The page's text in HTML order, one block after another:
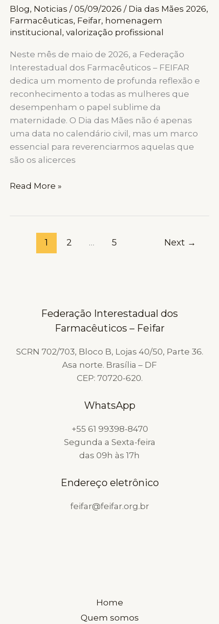
Blog, Noticias /05/09/2026 / Dia das Mães 2026,
Farmacêuticas, Feifar, homenagem
institucional, valorização profissional
Neste mês de maio de 2026, a Federação
Interestadual dos Farmacêuticos – FEIFAR
dedica um momento de profunda reflexão e
reconhecimento a todas as mulheres que
desempenham o papel sublime da
maternidade. O Dia das Mães não é apenas
uma data no calendário civil, mas um marco
essencial para reverenciarmos aquelas que
são os alicerces
HOMENAGEM
SOCIEDADE
PROFISSÃO
FARMACÊUTICA
Read More »
1 2 … 5 Next →
Federação Interestadual dos
Farmacêuticos – Feifar
SCRN 702/703, Bloco B, Lojas 40/50, Parte 36.
Asa norte. Brasília – DF
CEP: 70720-620.
WhatsApp
+55 61 99398-8470
Segunda a Sexta-feira
das 09h às 17h
Endereço eletrônico
feifar@feifar.org.br
Home
Quem somos